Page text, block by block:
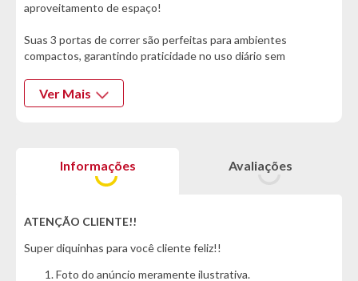
aproveitamento de espaço!
Suas 3 portas de correr são perfeitas para ambientes
compactos, garantindo praticidade no uso diário sem
amplo espaço interno para manter tudo organizado.
basculante adiciona ainda mais versatilidade, enquanto os
cabideiros em alumínio com suporte metálico garantem
amassados.
O acabamento em pintura UV assegura maior durabilidade e
Ver Mais
Informações Avaliações
ATENÇÃO CLIENTE!!
Super diquinhas para você cliente feliz!!
Foto do anúncio meramente ilustrativa.